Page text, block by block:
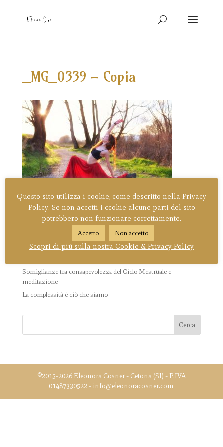
_MG_0339 – Copia
Ultime dal blog
Ho scelto di allontanarmi dai social
La vita accade per te, non a te
La Divina Commedia come metafora del viaggio iniziatico della
Somiglianze tra consapevolezza del Ciclo Mestruale e
meditazione
La complessità è ciò che siamo
©2015-2026 Eleonora Cosner - Cetona (SI) - P.IVA
01487330522 - info@eleonoracosner.com
Questo sito utilizza i cookie, come descritto nella Privacy
Policy. Se non accetti i cookie alcune parti del sito
potrebbero non funzionare correttamente.
Accetto Non accetto
Scopri di più sulla nostra Cookie & Privacy Policy